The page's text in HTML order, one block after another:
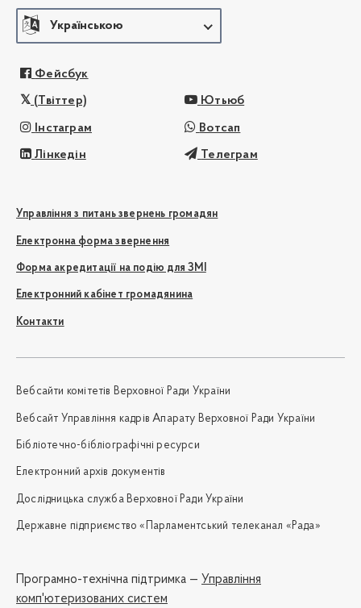
Українською
Фейсбук
(Твіттер) Ютьюб
Інстаграм Вотсап
Лінкедін Телеграм
Управління з питань звернень громадян
Електронна форма звернення
Форма акредитації на подію для ЗМІ
Електронний кабінет громадянина
Контакти
Вебсайти комітетів Верховної Ради України
Вебсайт Управління кадрів Апарату Верховної Ради України
Бібліотечно-бібліографічні ресурси
Електронний архів документів
Дослідницька служба Верховної Ради України
Державне підприємство «Парламентський телеканал «Рада»
Програмно-технічна підтримка — Управління
комп'ютеризованих систем